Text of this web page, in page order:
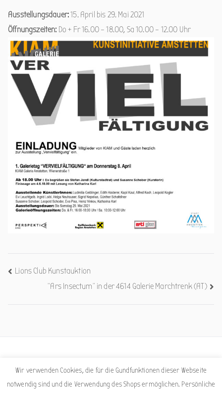
Ausstellungsdauer:15. April bis 29. Mai 2021
Öffnungszeiten: Do + Fr 16.00 – 18.00, Sa 10.00 – 12.00 Uhr
Beitrags-
Navigation
Lions Club Kunstauktion
“Ars Insectum” in der 4614 Galerie Marchtrenk (AT)
Facebook
Instagram
Wir verwenden Cookies, die für die Gundfunktionen dieser Webseite
notwendig sind und die Verwendung des Shops ermöglichen. Persönliche